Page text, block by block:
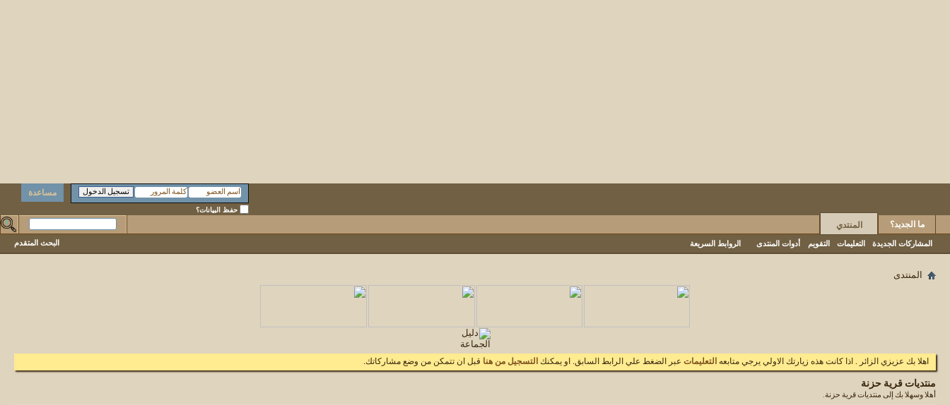
مساعدة
حفظ البيانات؟
ما الجديد؟ المنتدي
المشاركات الجديدة التعليمات التقويم أدوات المنتدى الروابط السريعة البحث المتقدم
المنتدى
اهلا بك عزيزي الزائر . اذا كانت هذه زيارتك الاولي يرجي متابعه التعليمات عبر الضغط علي الرابط السابق. او يمكنك التسجيل من هنا قبل ان تتمكن من وضع مشاركاتك.
منتديات قرية حزنة
أهلا وسهلا بك إلى منتديات قرية حزنة.